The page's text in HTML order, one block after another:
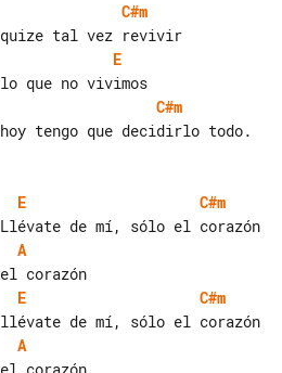
C#m
E
C#m
hoy tengo que decidirlo todo.
E
C#m
A
E
C#m
A